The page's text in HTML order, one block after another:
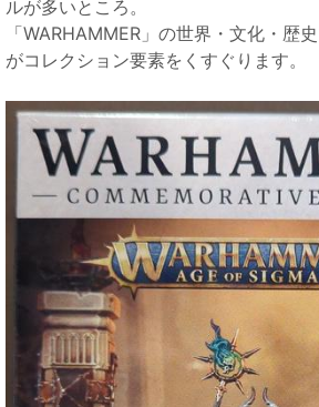
ルが多いところ。
「WARHAMMER」の世界・文化・歴
がコレクション要素をくすぐります。